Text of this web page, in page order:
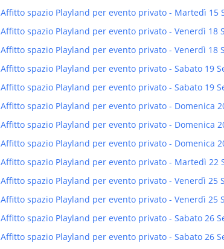
Affitto spazio Playland per evento privato - Martedì 15
Affitto spazio Playland per evento privato - Venerdì 18
Affitto spazio Playland per evento privato - Venerdì
Affitto spazio Playland per evento privato - Sabato 19
Affitto spazio Playland per evento privato - Sabato 19
Affitto spazio Playland per evento privato - Domenica
Affitto spazio Playland per evento privato - Domenica
Affitto spazio Playland per evento privato - Domenica
Affitto spazio Playland per evento privato - Martedì 22
Affitto spazio Playland per evento privato - Venerdì 25
Affitto spazio Playland per evento privato - Venerdì
Affitto spazio Playland per evento privato - Sabato 26
Affitto spazio Playland per evento privato - Sabato 26